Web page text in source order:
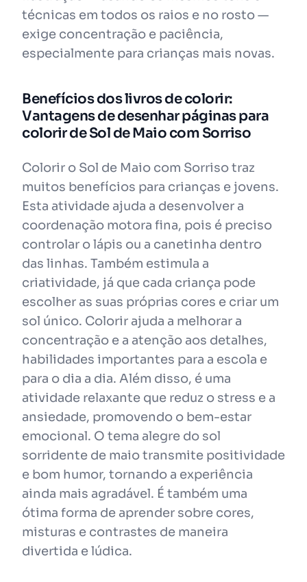
técnicas em todos os raios e no rosto —
exige concentração e paciência,
especialmente para crianças mais novas.
Benefícios dos livros de colorir:
Vantagens de desenhar páginas para
colorir de Sol de Maio com Sorriso
Colorir o Sol de Maio com Sorriso traz
muitos benefícios para crianças e jovens.
Esta atividade ajuda a desenvolver a
coordenação motora fina, pois é preciso
controlar o lápis ou a canetinha dentro
das linhas. Também estimula a
criatividade, já que cada criança pode
escolher as suas próprias cores e criar um
sol único. Colorir ajuda a melhorar a
concentração e a atenção aos detalhes,
habilidades importantes para a escola e
para o dia a dia. Além disso, é uma
atividade relaxante que reduz o stress e a
ansiedade, promovendo o bem-estar
emocional. O tema alegre do sol
sorridente de maio transmite positividade
e bom humor, tornando a experiência
ainda mais agradável. É também uma
ótima forma de aprender sobre cores,
misturas e contrastes de maneira
divertida e lúdica.